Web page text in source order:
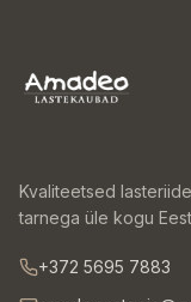
Kvaliteetsed
tarnega üle kogu
+372 5695 7883